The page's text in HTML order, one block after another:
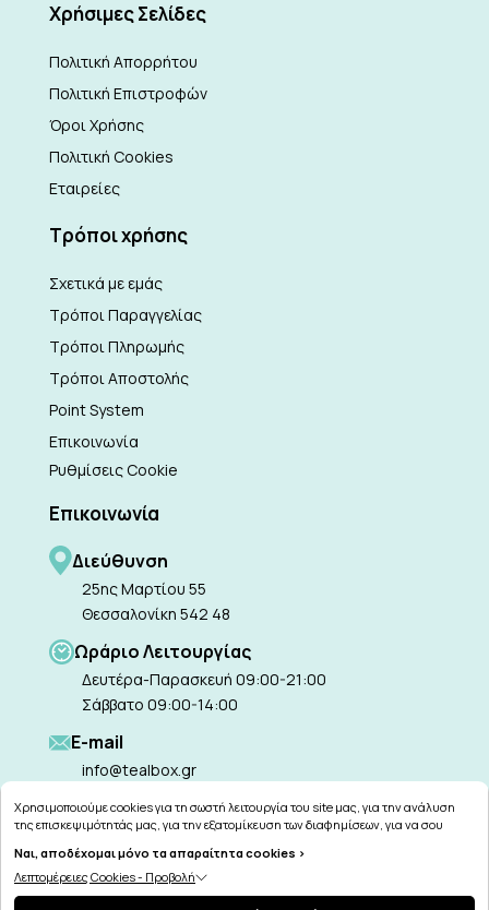
Xρήσιμες Σελίδες
Πολιτική Απορρήτου
Πολιτική Επιστροφών
Όροι Χρήσης
Πολιτική Cookies
Εταιρείες
Τρόποι χρήσης
Σχετικά με εμάς
Τρόποι Παραγγελίας
Τρόποι Πληρωμής
Τρόποι Αποστολής
Point System
Επικοινωνία
Ρυθμίσεις Cookie
Επικοινωνία
Διεύθυνση
25ης Μαρτίου 55
Θεσσαλονίκη 542 48
Ωράριο Λειτουργίας
Δευτέρα-Παρασκευή 09:00-21:00
Σάββατο 09:00-14:00
Ε-mail
info@tealbox.gr
Copyright © 2026
Χρησιμοποιούμε cookies για τη σωστή λειτουργία του site μας, για την ανάλυση
της επισκεψιμότητάς μας, για την εξατομίκευση των διαφημίσεων, για να σου
μας εύκολα! Μπορείς να δεις τη πολιτική μας για τα cookies
Ναι, αποδέχομαι μόνο τα απαραίτητα cookies >
Λεπτομέρειες Cookies - Προβολή